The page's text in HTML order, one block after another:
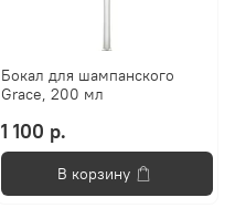
Бокал для шампанского
Grace, 200 мл
1 100 р.
В корзину